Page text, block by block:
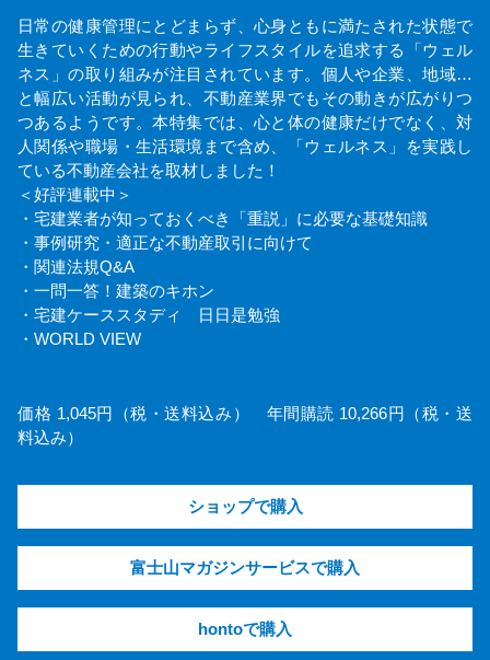
日常の健康管理にとどまらず、心身ともに満たされた状態で
生きていくための行動やライフスタイルを追求する「ウェル
ネス」の取り組みが注目されています。個人や企業、地域…
と幅広い活動が見られ、不動産業界でもその動きが広がりつ
つあるようです。本特集では、心と体の健康だけでなく、対
人関係や職場・生活環境まで含め、「ウェルネス」を実践し
ている不動産会社を取材しました！
＜好評連載中＞
・宅建業者が知っておくべき「重説」に必要な基礎知識
・事例研究・適正な不動産取引に向けて
・関連法規Q&A
・一問一答！建築のキホン
・宅建ケーススタディ 日日是勉強
・WORLD VIEW
価格 1,045円（税・送料込み） 年間購読 10,266円（税・送
料込み）
ショップで購入
富士山マガジンサービスで購入
hontoで購入